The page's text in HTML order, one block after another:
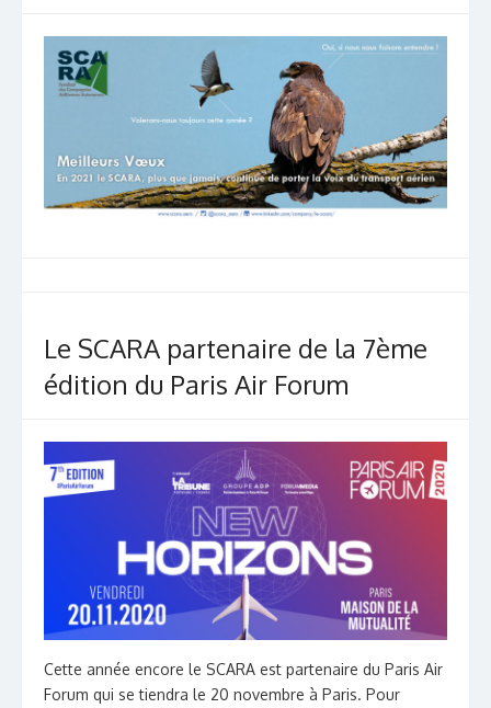
Le SCARA partenaire de la 7ème
édition du Paris Air Forum
Cette année encore le SCARA est partenaire du Paris Air
Forum qui se tiendra le 20 novembre à Paris. Pour